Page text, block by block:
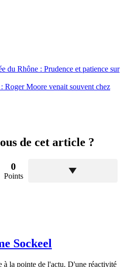
du Rhône : Prudence et patience sur
Roger Moore venait souvent chez
de cet article ?
0
Points
Sockeel
la pointe de l'actu. D'une réactivité